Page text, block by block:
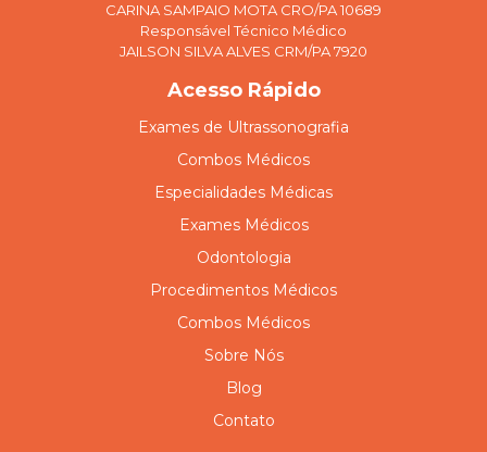
CARINA SAMPAIO MOTA CRO/PA 10689
Responsável Técnico Médico
JAILSON SILVA ALVES CRM/PA 7920
Acesso Rápido
Exames de Ultrassonografia
Combos Médicos
Especialidades Médicas
Exames Médicos
Odontologia
Procedimentos Médicos
Combos Médicos
Sobre Nós
Blog
Contato